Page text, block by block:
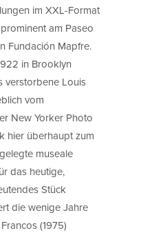
im XXL-Format
am Paseo
Fundación Mapfre.
in Brooklyn
verstorbene Louis
vom
New Yorker Photo
hier überhaupt zum
museale
das heutige,
Stück
die wenige Jahre
(1975)